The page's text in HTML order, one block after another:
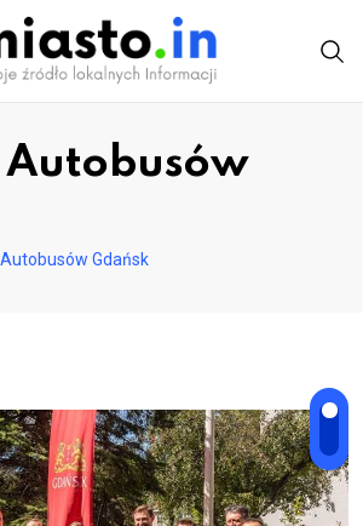
Autobusów
Gdańsk